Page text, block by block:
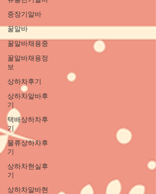
중장기알바
꿀알바
꿀알바채용중
꿀알바채용정
보
상하차후기
상하차알바후
기
택배상하차후
기
물류상하차후
기
상하차현실후
기
상하차알바현